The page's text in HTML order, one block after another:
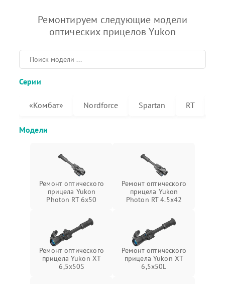
Ремонтируем следующие модели
оптических прицелов Yukon
Серии
«Комбат» Nordforce Spartan RT
Модели
Ремонт оптического
прицела Yukon
Photon RT 6x50
Ремонт оптического
прицела Yukon
Photon RT 4.5x42
Ремонт оптического
прицела Yukon XT
6,5x50S
Ремонт оптического
прицела Yukon XT
6,5x50L